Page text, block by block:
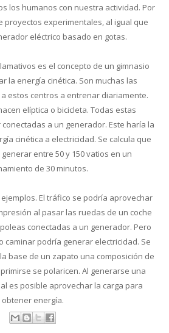
los humanos con nuestra actividad. Por
proyectos experimentales, al igual que
eléctrico basado en gotas.
es el concepto de un gimnasio
la energía cinética. Son muchas las
estos centros a entrenar diariamente.
elíptica o bicicleta. Todas estas
a un generador. Este haría la
cinética a electricidad. Se calcula que
entre 50 y 150 vatios en un
de 30 minutos.
El tráfico se podría aprovechar
al pasar las ruedas de un coche
conectadas a un generador. Pero
caminar podría generar electricidad. Se
base de un zapato una composición de
se polaricen. Al generarse una
es posible aprovechar la carga para
obtener energía.